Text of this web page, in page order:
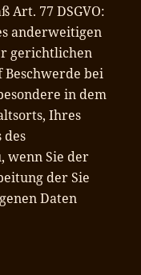
Art. 77 DSGVO:
anderweitigen
gerichtlichen
Beschwerde bei
in dem
Ihres
des
wenn Sie der
der Sie
Daten